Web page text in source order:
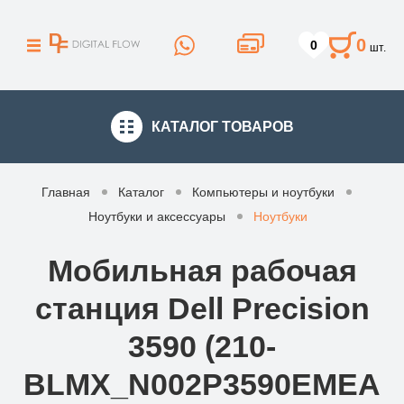
0 0 шт.
КАТАЛОГ ТОВАРОВ
Главная Каталог
Компьютеры и ноутбуки
Ноутбуки и аксессуары
Ноутбуки
Мобильная рабочая
станция Dell Precision
3590 (210-
BLMX_N002P3590EMEA